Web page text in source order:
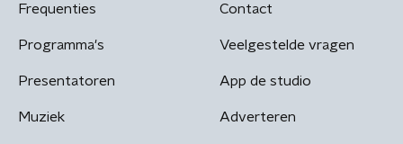
Frequenties
Programma's
Presentatoren
Muziek
Contact
Veelgestelde vragen
App de studio
Adverteren